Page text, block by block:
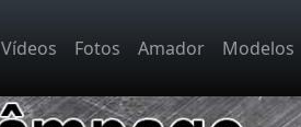
Vídeos Fotos Amador Modelos